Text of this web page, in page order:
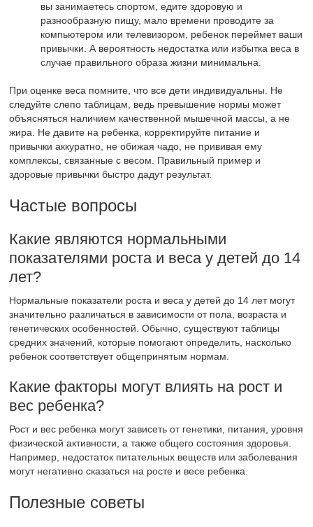
вы занимаетесь спортом, едите здоровую и
разнообразную пищу, мало времени проводите за
компьютером или телевизором, ребенок переймет ваши
привычки. А вероятность недостатка или избытка веса в
случае правильного образа жизни минимальна.
При оценке веса помните, что все дети индивидуальны. Не
следуйте слепо таблицам, ведь превышение нормы может
объясняться наличием качественной мышечной массы, а не
жира. Не давите на ребенка, корректируйте питание и
привычки аккуратно, не обижая чадо, не прививая ему
комплексы, связанные с весом. Правильный пример и
здоровые привычки быстро дадут результат.
Частые вопросы
Какие являются нормальными
показателями роста и веса у детей до 14
лет?
Нормальные показатели роста и веса у детей до 14 лет могут
значительно различаться в зависимости от пола, возраста и
генетических особенностей. Обычно, существуют таблицы
средних значений, которые помогают определить, насколько
ребенок соответствует общепринятым нормам.
Какие факторы могут влиять на рост и
вес ребенка?
Рост и вес ребенка могут зависеть от генетики, питания, уровня
физической активности, а также общего состояния здоровья.
Например, недостаток питательных веществ или заболевания
могут негативно сказаться на росте и весе ребенка.
Полезные советы